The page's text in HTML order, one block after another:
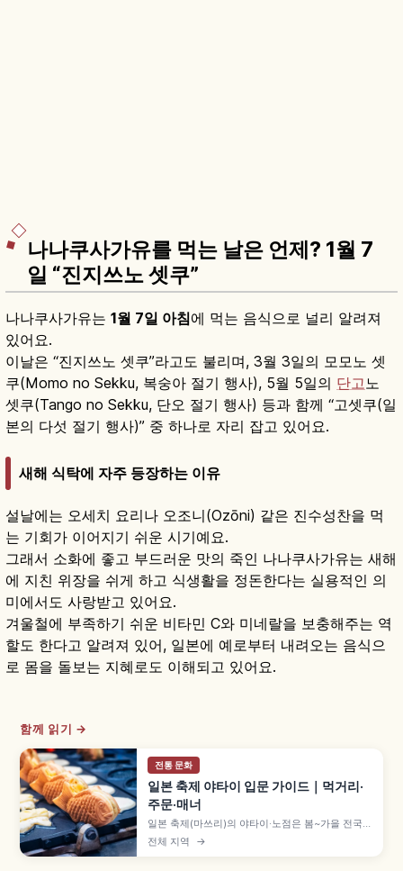
나나쿠사가유를 먹는 날은 언제? 1월 7
일 “진지쓰노 셋쿠”
나나쿠사가유는 1월 7일 아침에 먹는 음식으로 널리 알려져
있어요.
이날은 “진지쓰노 셋쿠”라고도 불리며, 3월 3일의 모모노 셋
쿠(Momo no Sekku, 복숭아 절기 행사), 5월 5일의 단고 노
셋쿠(Tango no Sekku, 단오 절기 행사) 등과 함께 “고셋쿠(일
본의 다섯 절기 행사)” 중 하나로 자리 잡고 있어요.
새해 식탁에 자주 등장하는 이유
설날에는 오세치 요리나 오조니(Ozōni) 같은 진수성찬을 먹
는 기회가 이어지기 쉬운 시기예요.
그래서 소화에 좋고 부드러운 맛의 죽인 나나쿠사가유는 새해
에 지친 위장을 쉬게 하고 식생활을 정돈한다는 실용적인 의
미에서도 사랑받고 있어요.
겨울철에 부족하기 쉬운 비타민 C와 미네랄을 보충해주는 역
할도 한다고 알려져 있어, 일본에 예로부터 내려오는 음식으
로 몸을 돌보는 지혜로도 이해되고 있어요.
함께 읽기 →
전통 문화
일본 축제 야타이 입문 가이드｜먹거리·
주문·매너
일본 축제(마쓰리)의 야타이·노점은 봄~가을 전국에
서 열리며, 사과 사탕 300~500엔·야키소바
400~600엔·베이비 카스테라 300~500엔 등 길
전체 지역 →